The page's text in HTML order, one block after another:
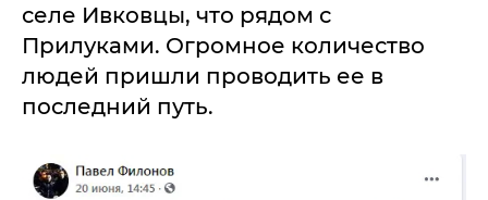
селе Ивковцы, что рядом с
Прилуками. Огромное количество
людей пришли проводить ее в
последний путь.